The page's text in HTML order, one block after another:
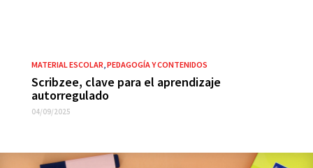
MATERIAL ESCOLAR PEDAGOGÍA Y CONTENIDOS
Scribzee, clave para el aprendizaje
autorregulado
04/09/2025